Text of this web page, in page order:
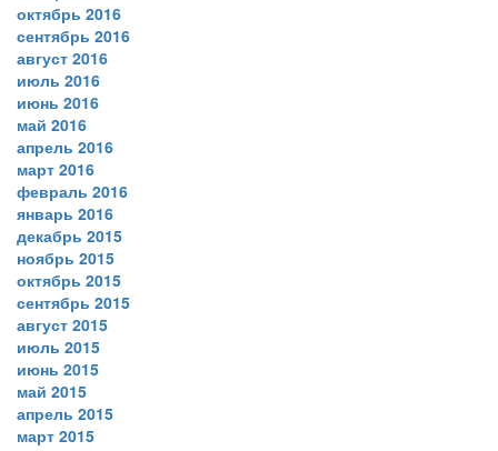
октябрь 2016
сентябрь 2016
август 2016
июль 2016
июнь 2016
май 2016
апрель 2016
март 2016
февраль 2016
январь 2016
декабрь 2015
ноябрь 2015
октябрь 2015
сентябрь 2015
август 2015
июль 2015
июнь 2015
май 2015
апрель 2015
март 2015